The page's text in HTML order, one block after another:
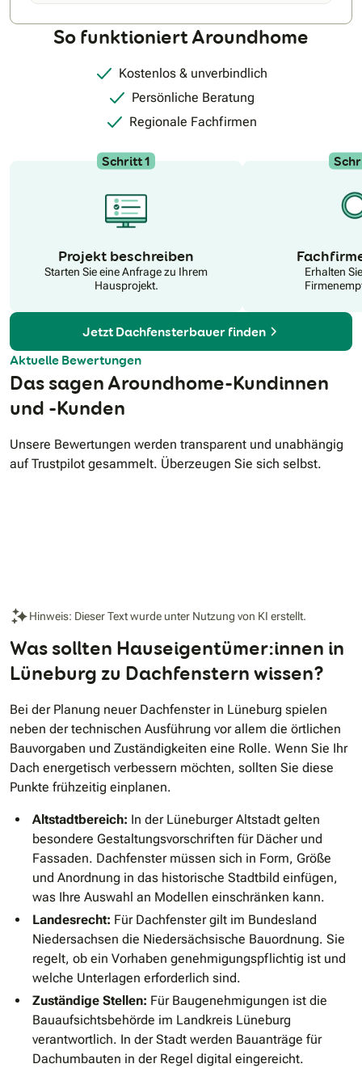
Beratungsservice: Bookings – – Outlook
So funktioniert Aroundhome
Kostenlos & unverbindlich
Persönliche Beratung
Regionale Fachfirmen
Schritt 1
Projekt beschreiben
Starten Sie eine Anfrage zu Ihrem
Hausprojekt.
Erhalten
Jetzt Dachfensterbauer finden
Aktuelle Bewertungen
Das sagen Aroundhome-Kundinnen
und -Kunden
Unsere Bewertungen werden transparent und unabhängig
auf Trustpilot gesammelt. Überzeugen Sie sich selbst.
Hinweis: Dieser Text wurde unter Nutzung von KI erstellt.
Was sollten Hauseigentümer:innen in
Lüneburg zu Dachfenstern wissen?
Bei der Planung neuer Dachfenster in Lüneburg spielen
neben der technischen Ausführung vor allem die örtlichen
Bauvorgaben und Zuständigkeiten eine Rolle. Wenn Sie Ihr
Dach energetisch verbessern möchten, sollten Sie diese
Punkte frühzeitig einplanen.
Altstadtbereich: In der Lüneburger Altstadt gelten
besondere Gestaltungsvorschriften für Dächer und
Fassaden. Dachfenster müssen sich in Form, Größe
und Anordnung in das historische Stadtbild einfügen,
was Ihre Auswahl an Modellen einschränken kann.
Landesrecht: Für Dachfenster gilt im Bundesland
Niedersachsen die Niedersächsische Bauordnung. Sie
regelt, ob ein Vorhaben genehmigungspflichtig ist und
welche Unterlagen erforderlich sind.
Zuständige Stellen: Für Baugenehmigungen ist die
Bauaufsichtsbehörde im Landkreis Lüneburg
verantwortlich. In der Stadt werden Bauanträge für
Dachumbauten in der Regel digital eingereicht.